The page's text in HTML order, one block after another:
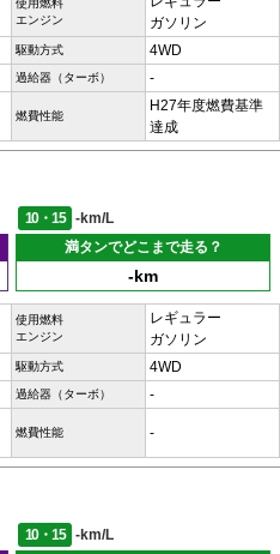
使用燃料
エンジン
ガソリン
駆動方式 4WD
過給器（ターボ） -
燃費性能
H27年度燃費基準
達成
10・15
-km/L
満タンでどこまで走る？
-km
使用燃料
エンジン
レギュラー
ガソリン
駆動方式 4WD
過給器（ターボ） -
燃費性能 -
10・15
-km/L